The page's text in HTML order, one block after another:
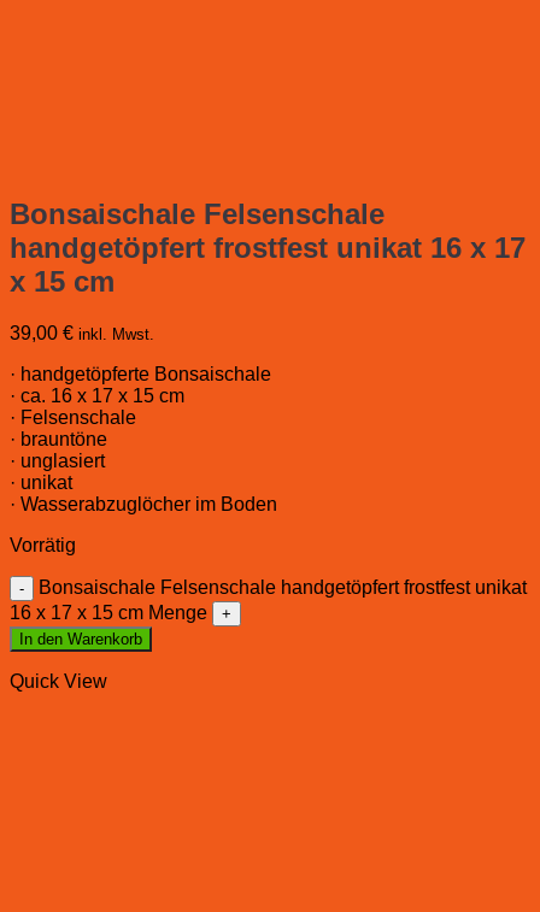
Bonsaischale Felsenschale
handgetöpfert frostfest unikat 16 x 17
x 15 cm
39,00 € inkl. Mwst.
· handgetöpferte Bonsaischale
· ca. 16 x 17 x 15 cm
· Felsenschale
· brauntöne
· unglasiert
· unikat
· Wasserabzuglöcher im Boden
Vorrätig
Bonsaischale Felsenschale handgetöpfert frostfest unikat
16 x 17 x 15 cm Menge
In den Warenkorb
Quick View